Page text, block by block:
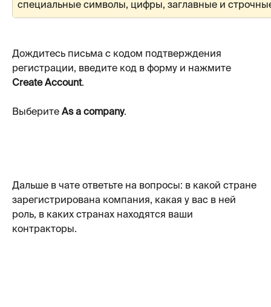
специальные символы, цифры, заглавные и
Дождитесь письма с кодом подтверждения
регистрации, введите код в форму и нажмите
Create Account.
Выберите As a company.
Дальше в чате ответьте на вопросы: в какой стране
зарегистрирована компания, какая у вас в ней
роль, в каких странах находятся ваши
контракторы.